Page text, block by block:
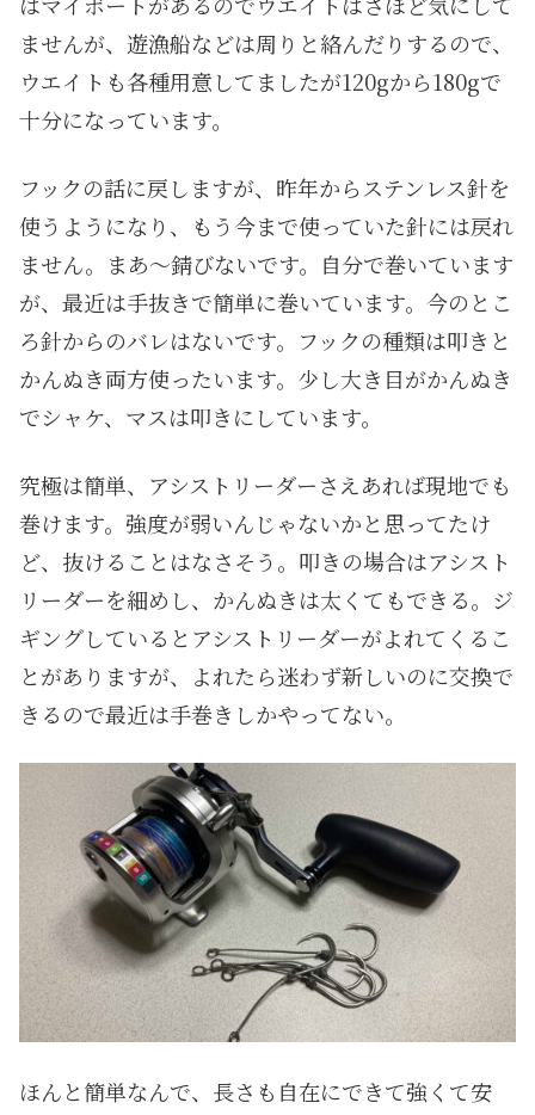
ませんが、遊漁船などは周りと絡んだりするので、
ウエイトも各種用意してましたが120gから180gで
十分になっています。
フックの話に戻しますが、昨年からステンレス針を
使うようになり、もう今まで使っていた針には戻れ
ません。まあ〜錆びないです。自分で巻いています
が、最近は手抜きで簡単に巻いています。今のとこ
ろ針からのバレはないです。フックの種類は叩きと
かんぬき両方使ったいます。少し大き目がかんぬき
でシャケ、マスは叩きにしています。
究極は簡単、アシストリーダーさえあれば現地でも
巻けます。強度が弱いんじゃないかと思ってたけ
ど、抜けることはなさそう。叩きの場合はアシスト
リーダーを細めし、かんぬきは太くてもできる。ジ
ギングしているとアシストリーダーがよれてくるこ
とがありますが、よれたら迷わず新しいのに交換で
きるので最近は手巻きしかやってない。
ほんと簡単なんで、長さも自在にできて強くて安